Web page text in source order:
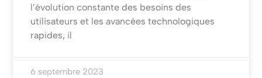
l’évolution constante des besoins des
utilisateurs et les avancées technologiques
rapides, il
6 septembre 2023